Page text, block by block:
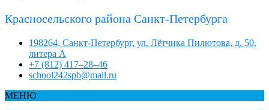
Красносельского района Санкт-Петербурга
198264, Санкт-Петербург, ул. Лётчика Пилютова, д. 50,
литера А
+7 (812) 417–28–46
school242spb@mail.ru
МЕНЮ